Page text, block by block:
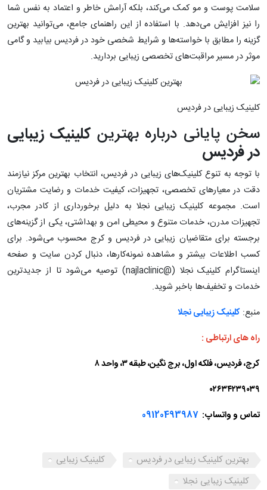
سلامت پوست و مو کمک می‌کند، بلکه آرامش خاطر و اعتماد به نفس شما
را نیز افزایش می‌دهد. با استفاده از این راهنمای جامع، می‌توانید بهترین
گزینه را مطابق با خواسته‌ها و شرایط شخصی خود در فردیس بیابید و گامی
موثر در مسیر مراقبت‌های تخصصی زیبایی بردارید.
کلینیک زیبایی در فردیس
سخن پایانی درباره بهترینکلینیک زیبایی
در فردیس
با توجه به تنوع کلینیک‌های زیبایی در فردیس، انتخاب بهترین مرکز نیازمند
دقت در معیارهای تخصصی، تجهیزات، کیفیت خدمات و رضایت مشتریان
است. مجموعه کلینیک زیبایی نجلا به دلیل برخورداری از کادر مجرب،
تجهیزات مدرن، خدمات متنوع و محیطی امن و بهداشتی، یکی از گزینه‌های
برجسته برای متقاضیان زیبایی در فردیس و کرج محسوب می‌شود. برای
کسب اطلاعات بیشتر و مشاهده نمونه‌کارها، دنبال کردن سایت و صفحه
اینستاگرام کلینیک نجلا (@najlaclinic) توصیه می‌شود تا از جدیدترین
خدمات و تخفیف‌ها باخبر شوید.
منبع: کلینیک زیبایی نجلا
راه های ارتباطی :
کرج، فردیس، فلکه اول، برج نگین، طبقه ۳، واحد ۸
۰۲۶۳۴۲۳۹۰۳۹
تماس و واتساپ: 09120493987
بهترین کلینیک زیبایی در فردیس
کلینیک زیبایی
کلینیک زیبایی نجلا